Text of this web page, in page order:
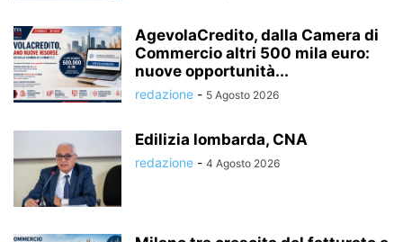
AgevolaCredito, dalla Camera di
Commercio altri 500 mila euro:
nuove opportunità...
redazione - 5 Agosto 2026
Edilizia lombarda, CNA
redazione - 4 Agosto 2026